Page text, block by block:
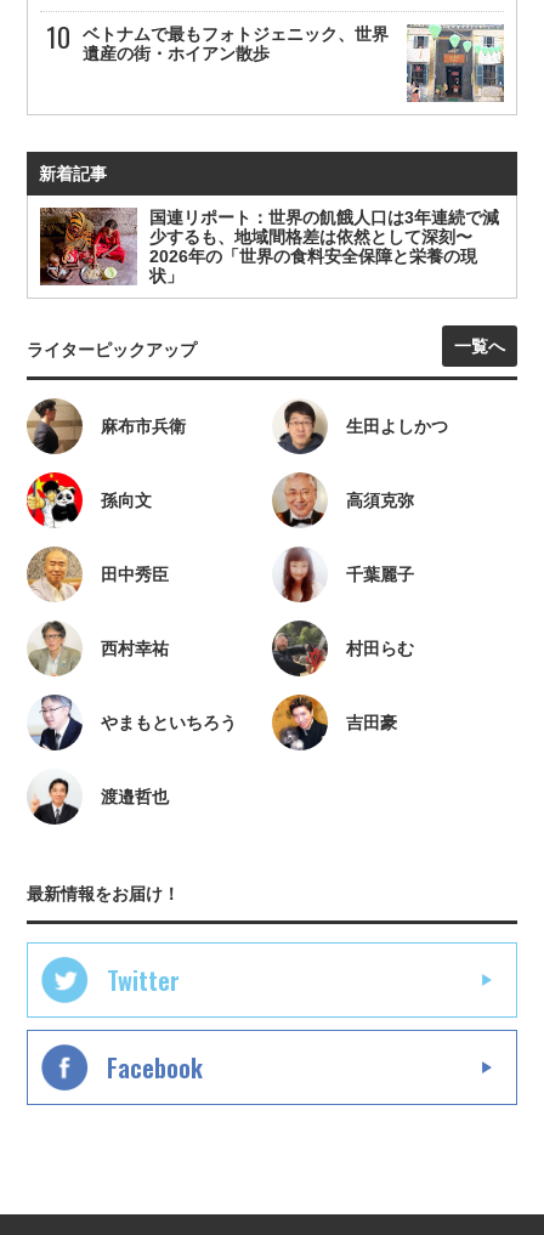
ベトナムで最もフォトジェニック、世界
遺産の街・ホイアン散歩
新着記事
国連リポート：世界の飢餓人口は3年連続で減
少するも、地域間格差は依然として深刻〜
2026年の「世界の食料安全保障と栄養の現
状」
ライターピックアップ 一覧へ
麻布市兵衛 生田よしかつ
孫向文 高須克弥
田中秀臣 千葉麗子
西村幸祐 村田らむ
やまもといちろう 吉田豪
渡邉哲也
最新情報をお届け！
Twitter
Facebook